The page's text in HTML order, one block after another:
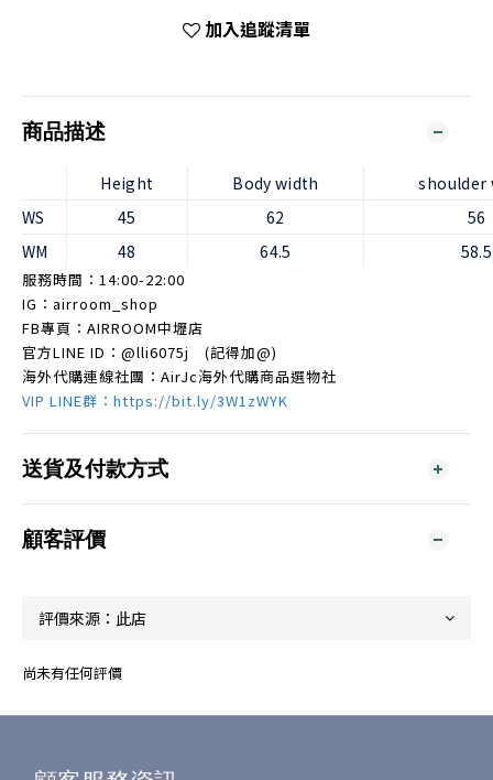
加入追蹤清單
商品描述
Height Body width
shoulder
WS
45 62
56
WM
48 64.5 58.5
服務時間：14:00-22:00
IG：airroom_shop
FB專頁：AIRROOM中壢店
官方LINE ID： @lli6075j (記得加@)
海外代購連線社團：AirJc海外代購商品選物社
VIP LINE群：https://bit.ly/3W1zWYK
送貨及付款方式
顧客評價
尚未有任何評價